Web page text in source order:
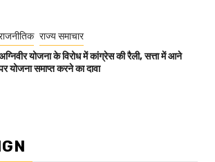
राज्य समाचार
योजना के विरोध में कांग्रेस की रैली, सत्ता में आने
योजना समाप्त करने का दावा